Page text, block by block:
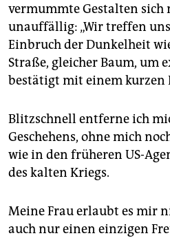
vermummte Gestalten sich
unauffällig: „Wir treffen
Einbruch der Dunkelheit
Straße, gleicher Baum, um
bestätigt mit einem kurzen
Blitzschnell entferne ich
Geschehens, ohne mich
wie in den früheren US-
des kalten Kriegs.
Meine Frau erlaubt es mir
auch nur einen einzigen